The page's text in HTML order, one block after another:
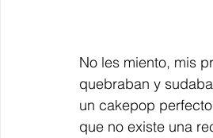
No les miento, mis
quebraban y
un cakepop
que no existe una